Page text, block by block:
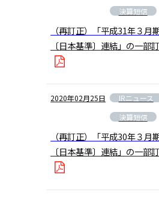
決算短信
（再訂正）「平成31年３月
〔日本基準〕連結」の一部
2020年02月25日 IRニュース
決算短信
（再訂正）「平成30年３月
〔日本基準〕連結」の一部